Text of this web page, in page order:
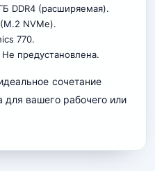
DDR4 (расширяемая).
NVMe).
770.
Не предустановлена.
сочетание
вашего рабочего или